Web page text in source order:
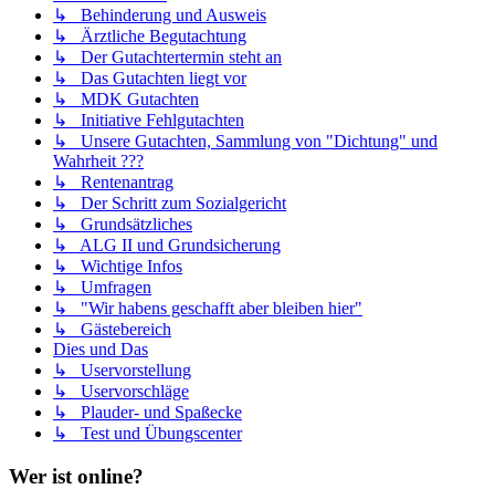
↳ Behinderung und Ausweis
↳ Ärztliche Begutachtung
↳ Der Gutachtertermin steht an
↳ Das Gutachten liegt vor
↳ MDK Gutachten
↳ Initiative Fehlgutachten
↳ Unsere Gutachten, Sammlung von "Dichtung" und
Wahrheit ???
↳ Rentenantrag
↳ Der Schritt zum Sozialgericht
↳ Grundsätzliches
↳ ALG II und Grundsicherung
↳ Wichtige Infos
↳ Umfragen
↳ "Wir habens geschafft aber bleiben hier"
↳ Gästebereich
Dies und Das
↳ Uservorstellung
↳ Uservorschläge
↳ Plauder- und Spaßecke
↳ Test und Übungscenter
Wer ist online?